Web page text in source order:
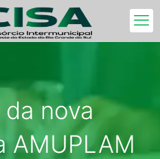
nova
AMUPLAM